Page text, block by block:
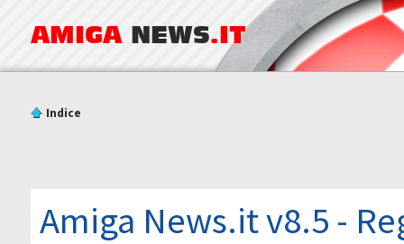
AMIGA NEWS.IT
Indice
Amiga News.it v8.5 -